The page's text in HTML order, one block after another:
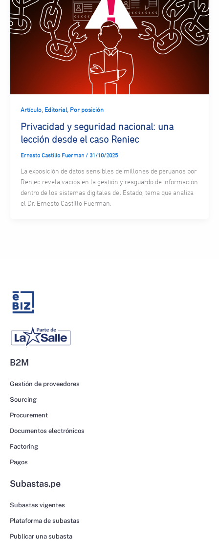
Artículo, Editorial, Por posición
Privacidad y seguridad nacional: una
lección desde el caso Reniec
Ernesto Castillo Fuerman / 31/10/2025
La exposición de datos sensibles de millones de peruanos por
Reniec revela vacíos en la gestión y resguardo de información
dentro de los sistemas digitales del Estado, tema que analiza
el Dr. Ernesto Castillo Fuerman.
B2M
Gestión de proveedores
Sourcing
Procurement
Documentos electrónicos
Factoring
Pagos
Subastas.pe
Subastas vigentes
Plataforma de subastas
Publicar una subasta